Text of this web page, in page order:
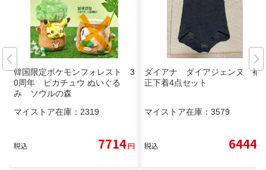
韓国限定ポケモンフォレスト 3
0周年 ピカチュウ ぬいぐる
み ソウルの森
マイストア在庫： 2319
税込 7714円
ダイアナ ダイアジェンヌ 補
正下着4点セット
マイストア在庫： 3579
税込 6444